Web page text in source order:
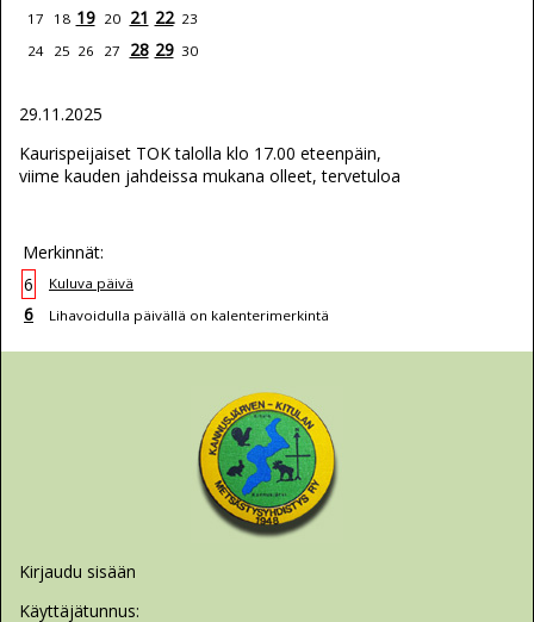
17
18 19 20 21 22 23
24 25 26 27 28 29 30
29.11.2025
Kaurispeijaiset TOK talolla klo 17.00 eteenpäin,
viime kauden jahdeissa mukana olleet, tervetuloa
Merkinnät:
6
Kuluva päivä
6 Lihavoidulla päivällä on kalenterimerkintä
Kirjaudu sisään
Käyttäjätunnus: